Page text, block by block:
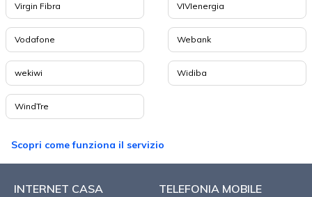
Virgin Fibra VIVIenergia
Vodafone Webank
wekiwi Widiba
WindTre
Scopri come funziona il servizio
INTERNET CASA TELEFONIA MOBILE